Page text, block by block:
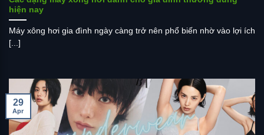
hiện nay
Máy xông hơi gia đình ngày càng trở nên phổ biến nhờ vào lợi ích
[...]
29
Apr